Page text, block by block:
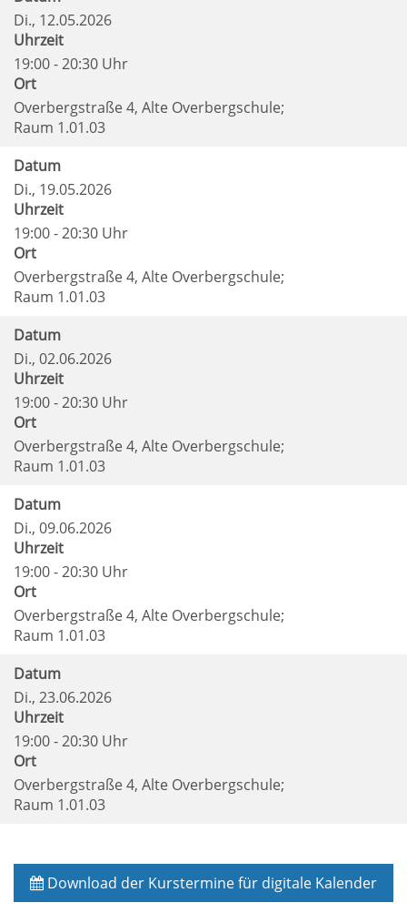
Di., 12.05.2026
Uhrzeit
19:00 - 20:30 Uhr
Ort
Overbergstraße 4, Alte Overbergschule;
Raum 1.01.03
Datum
Di., 19.05.2026
Uhrzeit
19:00 - 20:30 Uhr
Ort
Overbergstraße 4, Alte Overbergschule;
Raum 1.01.03
Datum
Di., 02.06.2026
Uhrzeit
19:00 - 20:30 Uhr
Ort
Overbergstraße 4, Alte Overbergschule;
Raum 1.01.03
Datum
Di., 09.06.2026
Uhrzeit
19:00 - 20:30 Uhr
Ort
Overbergstraße 4, Alte Overbergschule;
Raum 1.01.03
Datum
Di., 23.06.2026
Uhrzeit
19:00 - 20:30 Uhr
Ort
Overbergstraße 4, Alte Overbergschule;
Raum 1.01.03
Download der Kurstermine für digitale Kalender